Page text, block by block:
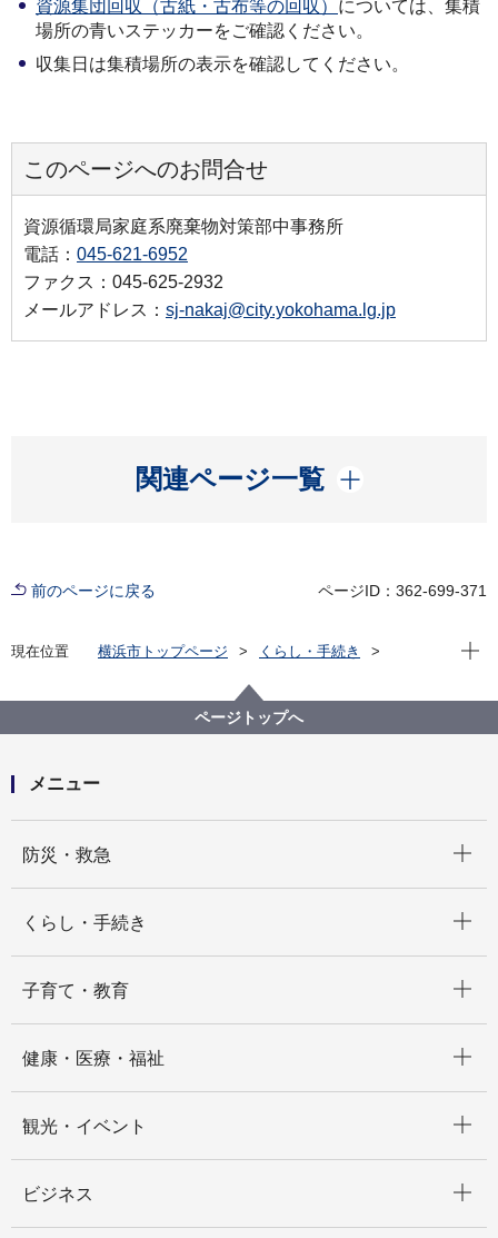
資源集団回収（古紙・古布等の回収） については、集積
場所の青いステッカーをご確認ください。
収集日は集積場所の表示を確認してください。
このページへのお問合せ
資源循環局家庭系廃棄物対策部中事務所
電話： 045-621-6952
ファクス：045-625-2932
メールアドレス： sj-nakaj@city.yokohama.lg.jp
関連ページ一覧
開く
前のページに戻る ページID：362-699-371
現在位置 横浜市トップページ
くらし・手続き
ごみと資源の分け方・出し方
ごみと資源の収集曜日
中区の収集曜日
中区の収集曜日 お
現在
ページトップへ
メニュー
防災・救急
くらし・手続き
子育て・教育
健康・医療・福祉
観光・イベント
ビジネス